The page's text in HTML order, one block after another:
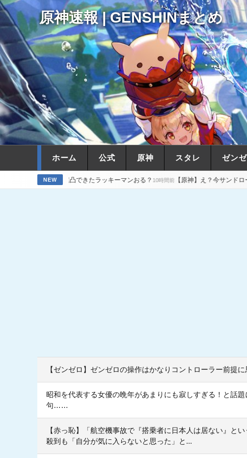
原神速報 | GENSHINまとめ
ホーム 公式 原神 スタレ ゼンゼ
NEW
】瑞希完凸できたラッキーマンおる？10時間前【原神】え？今サンドローネ持ってな
【ゼンゼロ】ゼンゼロの操作はかなりコントローラー前提
昭和を代表する女優の晩年があまりにも寂しすぎる！と話
句……
【赤っ恥】「航空機事故で『搭乗者に日本人は居ない』と
殺到も「自分が気に入らないと思った」と...